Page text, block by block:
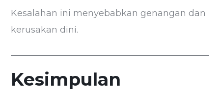
Kesalahan ini menyebabkan genangan dan
kerusakan dini.
Kesimpulan